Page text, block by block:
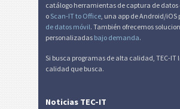
catálogo herramientas de captura de datos
o Scan-IT to Office, una app de Android/iOS
de datos móvil. También ofrecemos
personalizadas bajo demanda.
Si busca programas de alta calidad, TEC-IT
calidad que busca.
Noticias TEC-IT